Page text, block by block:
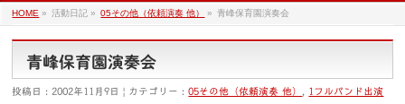
HOME » 活動日記 » 05その他（依頼演奏 他） » 青峰保育園演奏会
青峰保育園演奏会
投稿日 : 2002年11月9日 | カテゴリー :05その他（依頼演奏 他） 1フルバンド出演